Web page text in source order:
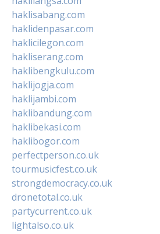
haklisabang.com
haklidenpasar.com
haklicilegon.com
hakliserang.com
haklibengkulu.com
haklijogja.com
haklijambi.com
haklibandung.com
haklibekasi.com
haklibogor.com
perfectperson.co.uk
tourmusicfest.co.uk
strongdemocracy.co.uk
dronetotal.co.uk
partycurrent.co.uk
lightalso.co.uk